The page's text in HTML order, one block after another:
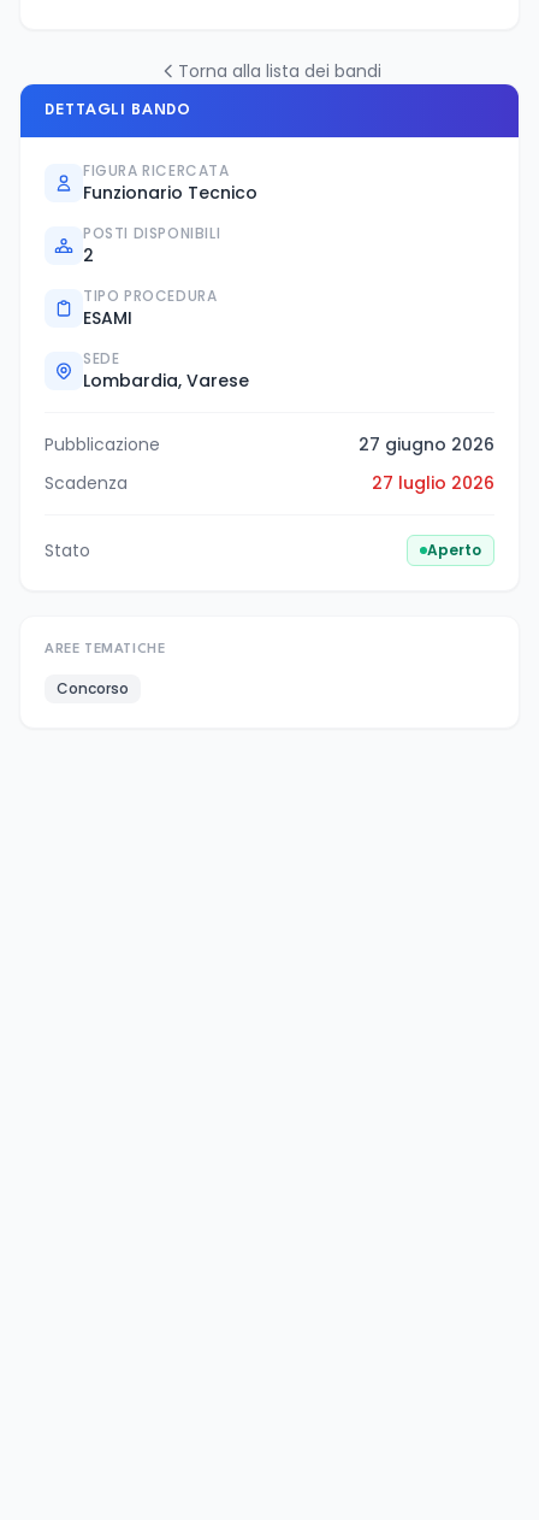
Torna alla lista dei bandi
DETTAGLI BANDO
FIGURA RICERCATA
Funzionario Tecnico
POSTI DISPONIBILI
2
TIPO PROCEDURA
ESAMI
SEDE
Lombardia, Varese
Pubblicazione
27 giugno 2026
Scadenza
27 luglio 2026
Stato Aperto
AREE TEMATICHE
Concorso